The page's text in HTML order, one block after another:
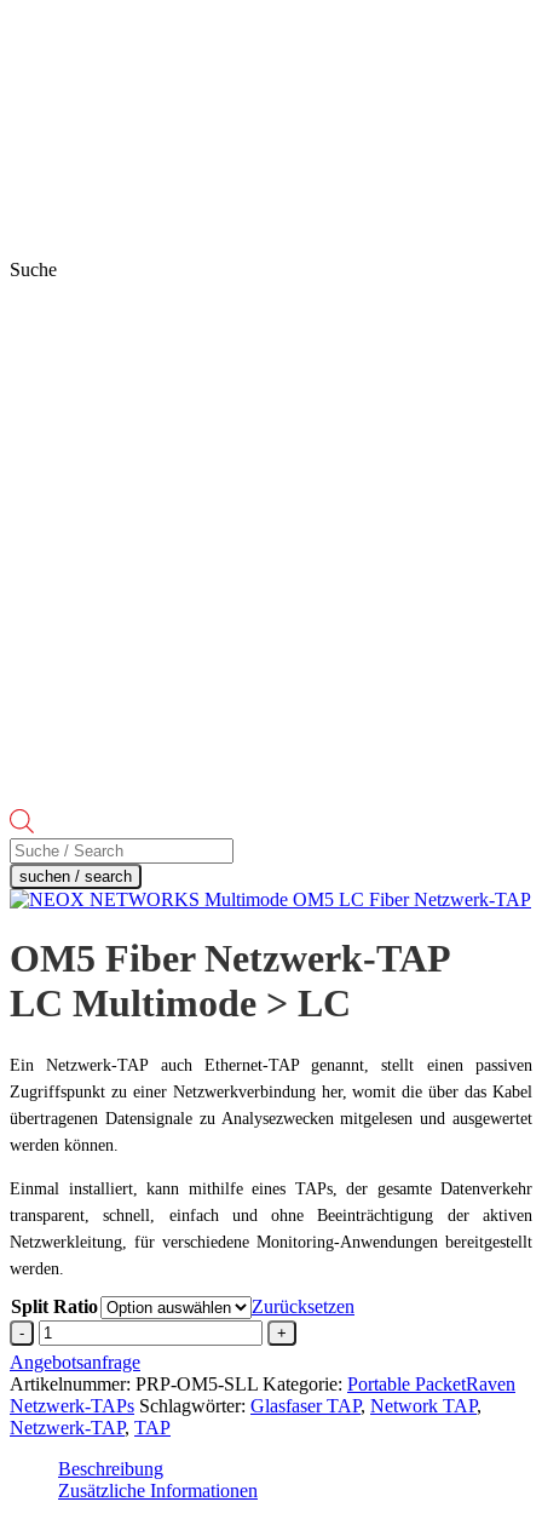
Suche
Products
search
suchen / search
OM5 Fiber Netzwerk-TAP
LC Multimode > LC
Ein Netzwerk-TAP auch Ethernet-TAP genannt, stellt einen passiven
Zugriffspunkt zu einer Netzwerkverbindung her, womit die über das Kabel
übertragenen Datensignale zu Analysezwecken mitgelesen und ausgewertet
werden können.
Einmal installiert, kann mithilfe eines TAPs, der gesamte Datenverkehr
transparent, schnell, einfach und ohne Beeinträchtigung der aktiven
Netzwerkleitung, für verschiedene Monitoring-Anwendungen bereitgestellt
werden.
Split Ratio
Zurücksetzen
OM5
Fiber
Netzwerk-
TAPLC
Multimode
>
LC
Menge
Angebotsanfrage
Artikelnummer: PRP-OM5-SLL Kategorie: Portable PacketRaven
Netzwerk-TAPs Schlagwörter: Glasfaser TAP, Network TAP,
Netzwerk-TAP, TAP
Beschreibung
Zusätzliche Informationen